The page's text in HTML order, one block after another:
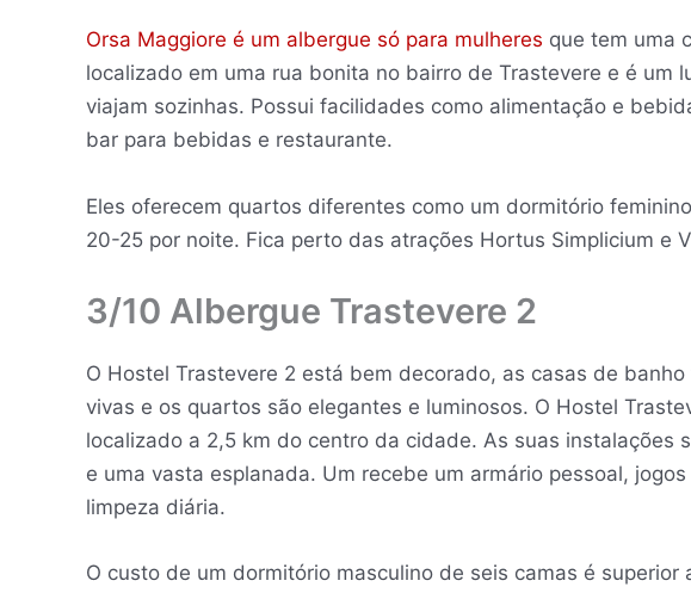
Orsa Maggiore é um albergue só para mulheres que tem uma
localizado em uma rua bonita no bairro de Trastevere e é um
viajam sozinhas. Possui facilidades como alimentação e
bar para bebidas e restaurante.
Eles oferecem quartos diferentes como um dormitório
20-25 por noite. Fica perto das atrações Hortus Simplicium e
3/10 Albergue Trastevere 2
O Hostel Trastevere 2 está bem decorado, as casas de
vivas e os quartos são elegantes e luminosos. O Hostel
localizado a 2,5 km do centro da cidade. As suas instalações
e uma vasta esplanada. Um recebe um armário pessoal,
limpeza diária.
O custo de um dormitório masculino de seis camas é